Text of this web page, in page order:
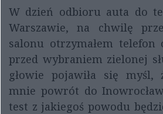
W dzień odbioru auta do
Warszawie, na chwilę
salonu otrzymałem telefon
przed wybraniem zielonej
głowie pojawiła się myśl,
mnie powrót do
test z jakiegoś powodu